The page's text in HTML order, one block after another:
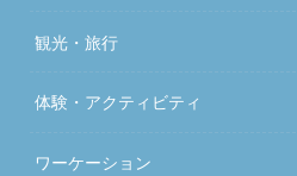
観光・旅行
体験・アクティビティ
ワーケーション